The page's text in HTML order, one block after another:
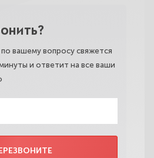
вашему вопросу свяжется
и ответит на все ваши